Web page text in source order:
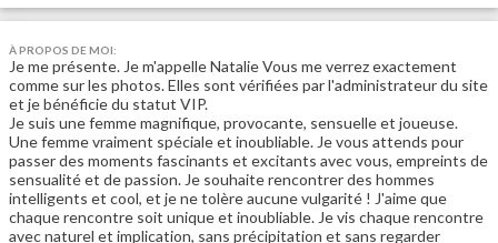
À PROPOS DE MOI:
Je me présente. Je m'appelle Natalie Vous me verrez exactement
comme sur les photos. Elles sont vérifiées par l'administrateur du site
et je bénéficie du statut VIP.
Je suis une femme magnifique, provocante, sensuelle et joueuse.
Une femme vraiment spéciale et inoubliable. Je vous attends pour
passer des moments fascinants et excitants avec vous, empreints de
sensualité et de passion. Je souhaite rencontrer des hommes
intelligents et cool, et je ne tolère aucune vulgarité ! J'aime que
chaque rencontre soit unique et inoubliable. Je vis chaque rencontre
avec naturel et implication, sans précipitation et sans regarder